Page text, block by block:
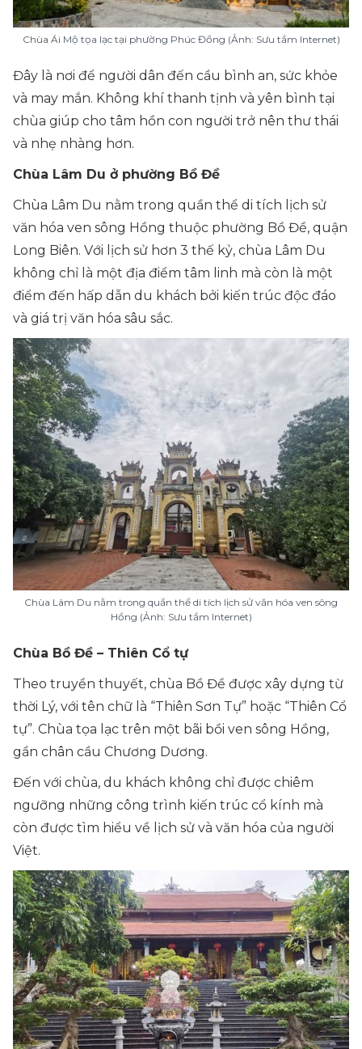
Chùa Ái Mộ tọa lạc tại phường Phúc Đồng (Ảnh: Sưu tầm Internet)
Đây là nơi để người dân đến cầu bình an, sức khỏe
và may mắn. Không khí thanh tịnh và yên bình tại
chùa giúp cho tâm hồn con người trở nên thư thái
và nhẹ nhàng hơn.
Chùa Lâm Du ở phường Bồ Đề
Chùa Lâm Du nằm trong quần thể di tích lịch sử
văn hóa ven sông Hồng thuộc phường Bồ Đề, quận
Long Biên. Với lịch sử hơn 3 thế kỷ, chùa Lâm Du
không chỉ là một địa điểm tâm linh mà còn là một
điểm đến hấp dẫn du khách bởi kiến trúc độc đáo
và giá trị văn hóa sâu sắc.
Chùa Lâm Du nằm trong quần thể di tích lịch sử văn hóa ven sông
Hồng (Ảnh: Sưu tầm Internet)
Chùa Bồ Đề – Thiên Cổ tự
Theo truyền thuyết, chùa Bồ Đề được xây dựng từ
thời Lý, với tên chữ là “Thiên Sơn Tự” hoặc “Thiên Cổ
tự”. Chùa tọa lạc trên một bãi bồi ven sông Hồng,
gần chân cầu Chương Dương.
Đến với chùa, du khách không chỉ được chiêm
ngưỡng những công trình kiến trúc cổ kính mà
còn được tìm hiểu về lịch sử và văn hóa của người
Việt.